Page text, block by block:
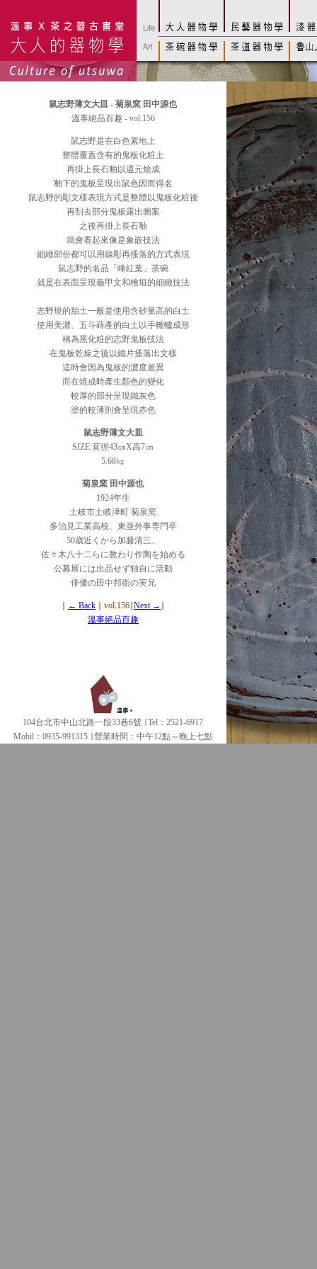
鼠志野薄文大皿 - 菊泉窯 田中源也
溫事絕品百趣 - vol.156
鼠志野是在白色素地上
整體覆蓋含有的鬼板化粧土
再掛上長石釉以還元燒成
釉下的鬼板呈現出鼠色因而得名
鼠志野的彫文樣表現方式是整體以鬼板化粧後
再刮去部分鬼板露出圖案
之後再掛上長石釉
就會看起來像是象嵌技法
細緻部份都可以用線彫再搔落的方式表現
鼠志野的名品「峰紅葉」茶碗
就是在表面呈現龜甲文和檜垣的細緻技法
志野燒的胎土一般是使用含砂量高的白土
使用美濃、五斗蒔產的白土以手轆轤成形
稱為黑化粧的志野鬼板技法
在鬼板乾燥之後以鐵片搔落出文樣
這時會因為鬼板的濃度差異
而在燒成時產生顏色的變化
較厚的部分呈現鐵灰色
塗的較薄則會呈現赤色
鼠志野薄文大皿
SIZE:直徑43㎝X高7㎝
5.68㎏
菊泉窯 田中源也
1924年生
土岐市土岐津町 菊泉窯
多治見工業高校、東亜外事専門卒
50歳近くから加藤清三、
佐々木八十二らに教わり作陶を始める
公募展には出品せず独自に活動
俳優の田中邦衛の実兄
← Back ∣ vol.156 Next →
溫事絕品百趣
104台北市中山北路一段33巷6號 ∣ Tel：2521-6917
Mobil：0935-991315 ∣
營業時間：中午12點～晚上七點